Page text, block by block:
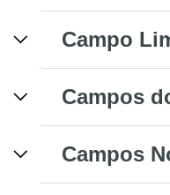
Campo
Campos
Campos